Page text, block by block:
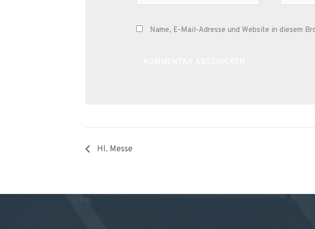
Mail-
Name, E-Mail-Adresse und Website in diesem
Hl. Messe